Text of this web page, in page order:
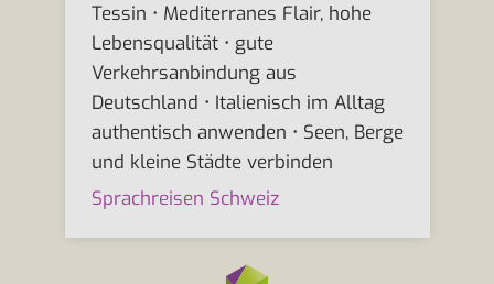
Tessin • Mediterranes Flair, hohe
Lebensqualität • gute
Verkehrsanbindung aus
Deutschland • Italienisch im Alltag
authentisch anwenden • Seen, Berge
und kleine Städte verbinden
Sprachreisen Schweiz